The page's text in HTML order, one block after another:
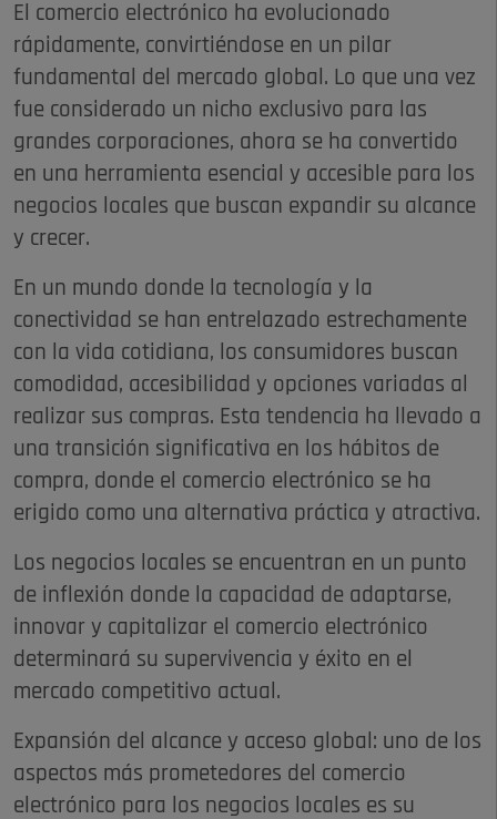
El comercio electrónico ha evolucionado
rápidamente, convirtiéndose en un pilar
fundamental del mercado global. Lo que una vez
fue considerado un nicho exclusivo para las
grandes corporaciones, ahora se ha convertido
en una herramienta esencial y accesible para los
negocios locales que buscan expandir su alcance
y crecer.
En un mundo donde la tecnología y la
conectividad se han entrelazado estrechamente
con la vida cotidiana, los consumidores buscan
comodidad, accesibilidad y opciones variadas al
realizar sus compras. Esta tendencia ha llevado a
una transición significativa en los hábitos de
compra, donde el comercio electrónico se ha
erigido como una alternativa práctica y atractiva.
Los negocios locales se encuentran en un punto
de inflexión donde la capacidad de adaptarse,
innovar y capitalizar el comercio electrónico
determinará su supervivencia y éxito en el
mercado competitivo actual.
Expansión del alcance y acceso global: uno de los
aspectos más prometedores del comercio
electrónico para los negocios locales es su